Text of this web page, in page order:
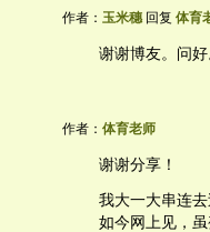
作者： 玉米穗回复 体育
谢谢博友。问好
作者： 体育老师
谢谢分享！
我大一大串连
如今网上见，